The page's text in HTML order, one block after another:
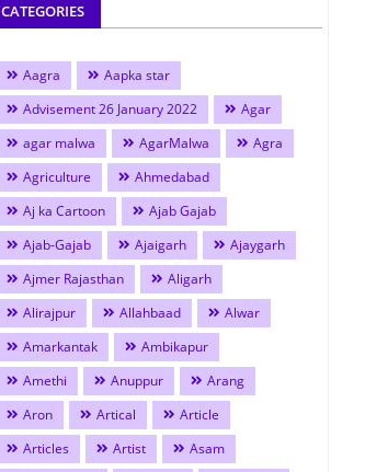
CATEGORIES
Aagra
Aapka star
Advisement 26 January 2022
Agar
agar malwa
AgarMalwa
Agra
Agriculture
Ahmedabad
Aj ka Cartoon
Ajab Gajab
Ajab-Gajab
Ajaigarh
Ajaygarh
Ajmer Rajasthan
Aligarh
Alirajpur
Allahbaad
Alwar
Amarkantak
Ambikapur
Amethi
Anuppur
Arang
Aron
Artical
Article
Articles
Artist
Asam